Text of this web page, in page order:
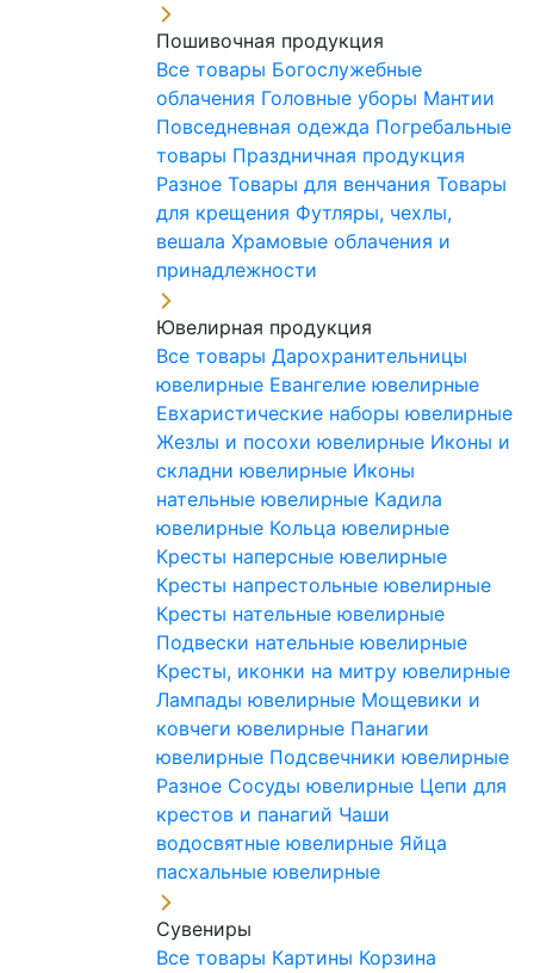
Пошивочная продукция
Все товары Богослужебные
облачения Головные уборы Мантии
Повседневная одежда Погребальные
товары Праздничная продукция
Разное Товары для венчания Товары
для крещения Футляры, чехлы,
вешала Храмовые облачения и
принадлежности
Ювелирная продукция
Все товары Дарохранительницы
ювелирные Евангелие ювелирные
Евхаристические наборы ювелирные
Жезлы и посохи ювелирные Иконы и
складни ювелирные Иконы
нательные ювелирные Кадила
ювелирные Кольца ювелирные
Кресты наперсные ювелирные
Кресты напрестольные ювелирные
Кресты нательные ювелирные
Подвески нательные ювелирные
Кресты, иконки на митру ювелирные
Лампады ювелирные Мощевики и
ковчеги ювелирные Панагии
ювелирные Подсвечники ювелирные
Разное Сосуды ювелирные Цепи для
крестов и панагий Чаши
водосвятные ювелирные Яйца
пасхальные ювелирные
Сувениры
Все товары Картины Корзина